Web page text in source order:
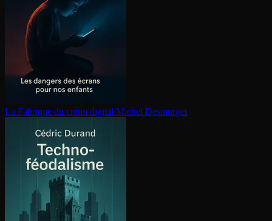
La Fabrique du crétin digital Michel Desmurget